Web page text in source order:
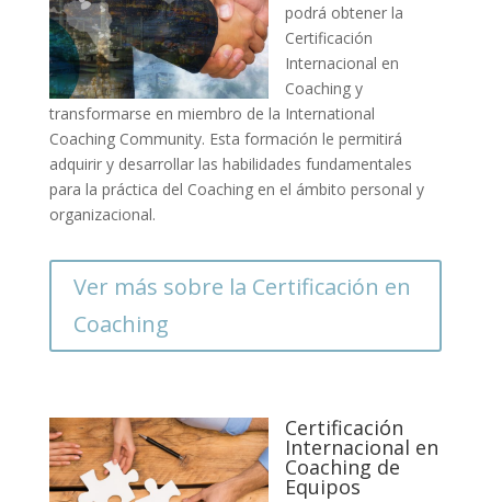
podrá obtener la
Certificación
Internacional en
Coaching y
transformarse en miembro de la International
Coaching Community. Esta formación le permitirá
adquirir y desarrollar las habilidades fundamentales
para la práctica del Coaching en el ámbito personal y
organizacional.
Ver más sobre la Certificación en
Coaching
Certificación
Internacional en
Coaching de
Equipos